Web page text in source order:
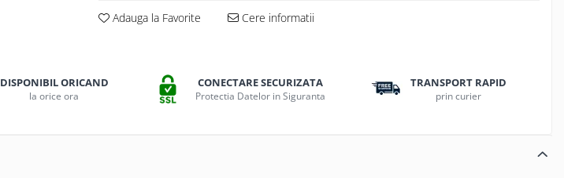
Adauga la Favorite Cere informatii
DISPONIBIL ORICAND
la orice ora
CONECTARE SECURIZATA
Protectia Datelor in Siguranta
TRANSPORT RAPID
prin curier